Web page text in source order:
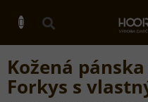
obsah
Kožená
Forkys s